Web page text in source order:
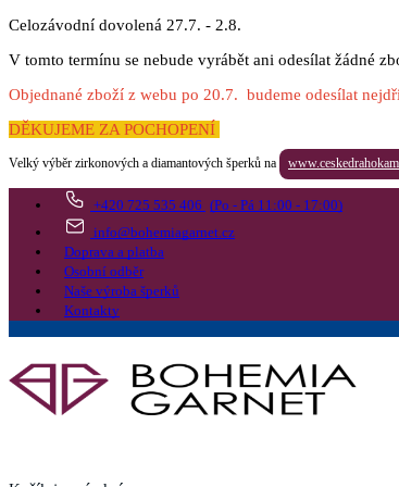
Celozávodní dovolená 27.7. - 2.8.
V tomto termínu se nebude vyrábět ani odesílat žádné
Objednané zboží z webu po 20.7. budeme odesílat
DĚKUJEME ZA POCHOPENÍ
Velký výběr zirkonových a diamantových šperků na
+420 725 535 406 (Po - Pá 11:00 - 17:00)
info@bohemiagarnet.cz
Doprava a platba
Osobní odběr
Naše výroba šperků
Kontakty